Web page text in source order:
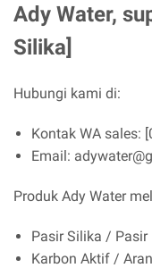
Ady Water,
Silika]
Hubungi kami di:
Kontak WA sales:
Email:
Produk Ady Water
Pasir Silika / Pasir
Karbon Aktif /